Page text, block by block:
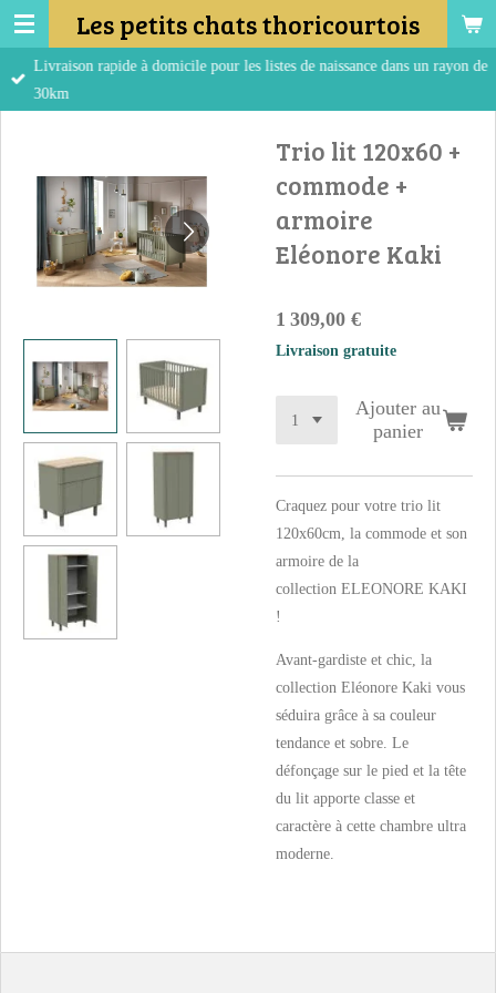
Passer
au
contenu
Les petits chats thoricourtois
Livraison rapide à domicile pour les listes de naissance dans un rayon de
30km
Trio lit 120x60 +
commode +
armoire
Eléonore Kaki
1 309,00 €
Livraison gratuite
Ajouter au
panier
Craquez pour votre trio lit
120x60cm, la commode et son
armoire de la
collection ELEONORE KAKI
!
Avant-gardiste et chic, la
collection Eléonore Kaki vous
séduira grâce à sa couleur
tendance et sobre. Le
défonçage sur le pied et la tête
du lit apporte classe et
caractère à cette chambre ultra
moderne.